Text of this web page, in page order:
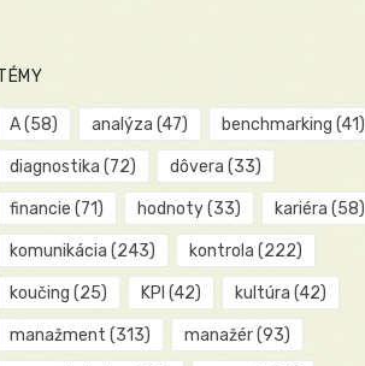
A(58) analýza (47) benchmarking (41)
diagnostika (72) dôvera (33)
financie (71) hodnoty(33) kariéra (58)
komunikácia (243) kontrola (222)
koučing (25) KPI (42) kultúra (42)
manažment (313) manažér(93)